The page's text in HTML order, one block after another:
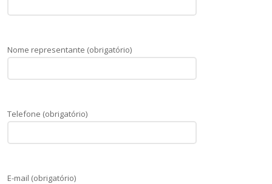
Nome representante (obrigatório)
Telefone (obrigatório)
E-mail (obrigatório)